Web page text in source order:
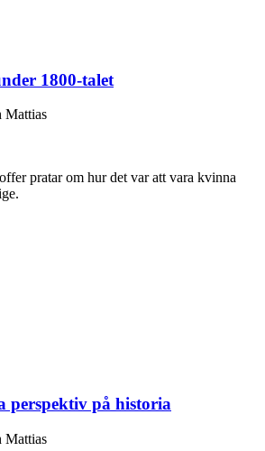
1800-talet
Mattias
pratar om hur det var att vara kvinna
perspektiv på historia
Mattias